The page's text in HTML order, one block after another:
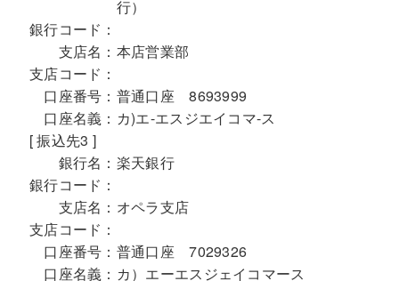
行）
銀行コード：
支店名： 本店営業部
支店コード：
口座番号： 普通口座 8693999
口座名義： カ)エ-エスジエイコマ-ス
[ 振込先3 ]
銀行名： 楽天銀行
銀行コード：
支店名： オペラ支店
支店コード：
口座番号： 普通口座 7029326
口座名義： カ）エーエスジェイコマース